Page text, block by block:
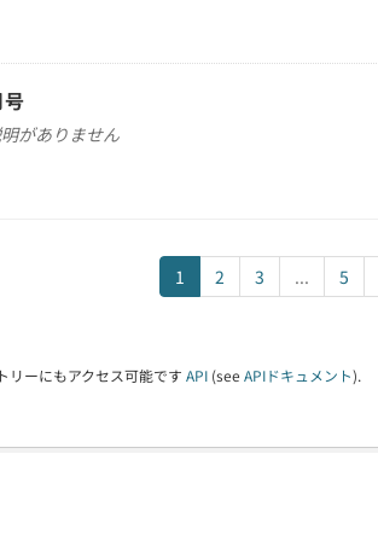
がありません
1 2 3 ... 5
リーにもアクセス可能です API (see APIドキュメント).